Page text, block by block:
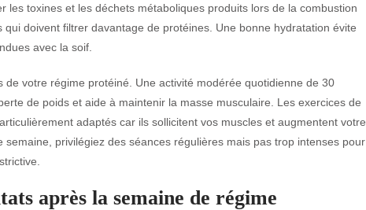
les toxines et les déchets métaboliques produits lors de la combustion
doivent filtrer davantage de protéines. Une bonne hydratation évite
avec la soif.
votre régime protéiné. Une activité modérée quotidienne de 30
de poids et aide à maintenir la masse musculaire. Les exercices de
adaptés car ils sollicitent vos muscles et augmentent votre
privilégiez des séances régulières mais pas trop intenses pour
après la semaine de régime